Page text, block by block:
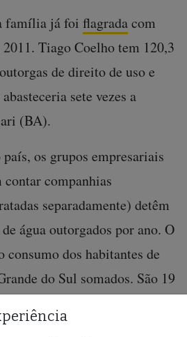
família já foi flagradacom
Tiago Coelho tem 120,3
de direito de uso e
sete vezes a
(BA).
os grupos empresariais
companhias
separadamente) detêm
água outorgados por ano. O
consumo dos habitantes de
do Sul somados. São 19
também em outros cinco